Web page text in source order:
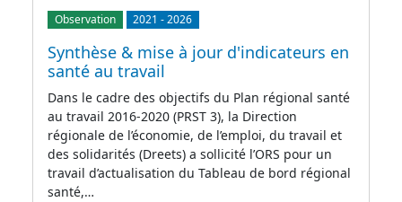
Observation 2021 -2026
Synthèse & mise à jour d'indicateurs en
santé au travail
Dans le cadre des objectifs du Plan régional santé
au travail 2016-2020 (PRST 3), la Direction
régionale de l’économie, de l’emploi, du travail et
des solidarités (Dreets) a sollicité l’ORS pour un
travail d’actualisation du Tableau de bord régional
santé,…